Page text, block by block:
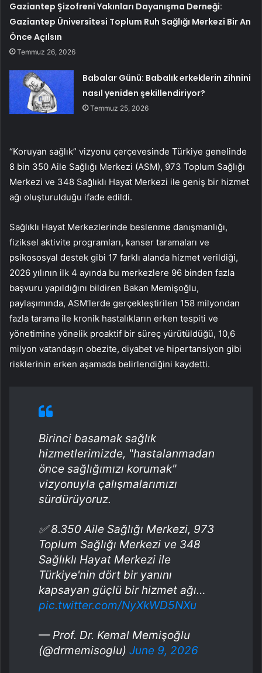
Gaziantep Şizofreni Yakınları Dayanışma Derneği:
Gaziantep Üniversitesi Toplum Ruh Sağlığı Merkezi Bir An
Önce Açılsın
Temmuz 26, 2026
Babalar Günü: Babalık erkeklerin zihnini
nasıl yeniden şekillendiriyor?
Temmuz 25, 2026
“Koruyan sağlık” vizyonu çerçevesinde Türkiye genelinde
8 bin 350 Aile Sağlığı Merkezi (ASM), 973 Toplum Sağlığı
Merkezi ve 348 Sağlıklı Hayat Merkezi ile geniş bir hizmet
ağı oluşturulduğu ifade edildi.
Sağlıklı Hayat Merkezlerinde beslenme danışmanlığı,
fiziksel aktivite programları, kanser taramaları ve
psikososyal destek gibi 17 farklı alanda hizmet verildiği,
2026 yılının ilk 4 ayında bu merkezlere 96 binden fazla
başvuru yapıldığını bildiren Bakan Memişoğlu,
paylaşımında, ASM’lerde gerçekleştirilen 158 milyondan
fazla tarama ile kronik hastalıkların erken tespiti ve
yönetimine yönelik proaktif bir süreç yürütüldüğü, 10,6
milyon vatandaşın obezite, diyabet ve hipertansiyon gibi
risklerinin erken aşamada belirlendiğini kaydetti.
Birinci basamak sağlık
hizmetlerimizde, "hastalanmadan
önce sağlığımızı korumak"
vizyonuyla çalışmalarımızı
sürdürüyoruz.
✅ 8.350 Aile Sağlığı Merkezi, 973
Toplum Sağlığı Merkezi ve 348
Sağlıklı Hayat Merkezi ile
Türkiye'nin dört bir yanını
kapsayan güçlü bir hizmet ağı…
pic.twitter.com/NyXkWD5NXu
— Prof. Dr. Kemal Memişoğlu
(@drmemisoglu) June 9, 2026